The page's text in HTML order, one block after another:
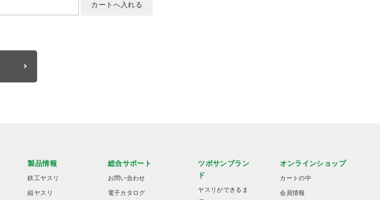
製品情報
鉄工ヤスリ
組ヤスリ
総合サポート
お問い合わせ
電子カタログ
ツボサンブラン
ド
ヤスリができるま
オンラインショップ
カートの中
会員情報